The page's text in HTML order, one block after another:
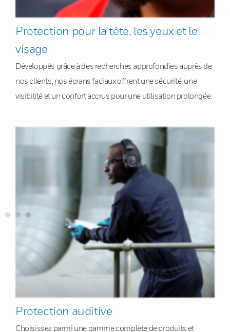
Protection pour la tête, les yeux et le
visage
Développés grâce à des recherches approfondies auprès de
nos clients, nos écrans faciaux offrent une sécurité, une
visibilité et un confort accrus pour une utilisation prolongée.
Protection auditive
Choisissez parmi une gamme complète de produits et